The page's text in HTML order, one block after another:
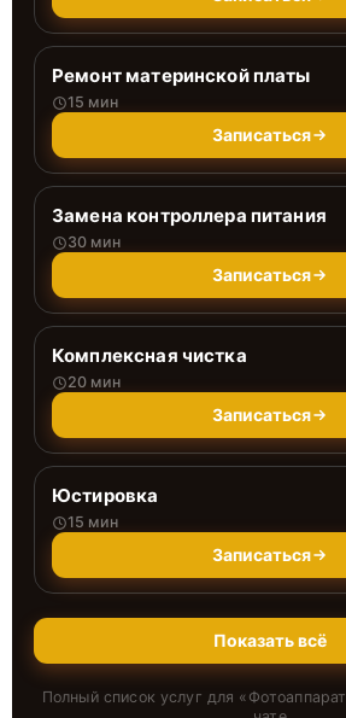
Ремонт материнской платы
15 мин
Записаться
Замена контроллера питания
30 мин
Записаться
Комплексная чистка
20 мин
Записаться
Юстировка
15 мин
Записаться
Показать всё
Полный список услуг для « Фотоаппарат